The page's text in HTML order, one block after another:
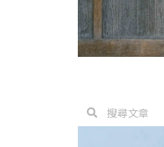
搜
尋 尋